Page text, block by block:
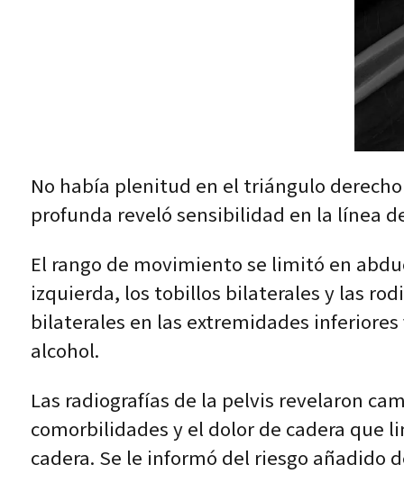
No había plenitud en el triángulo
profunda reveló sensibilidad en la línea
El rango de movimiento se limitó en
izquierda, los tobillos bilaterales y las
bilaterales en las extremidades
alcohol.
Las radiografías de la pelvis revelaron
comorbilidades y el dolor de cadera que
cadera. Se le informó del riesgo